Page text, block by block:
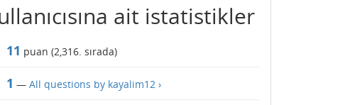
ait istatistikler
11 puan (2,316. sırada)
1 — All questions by kayalim12 ›